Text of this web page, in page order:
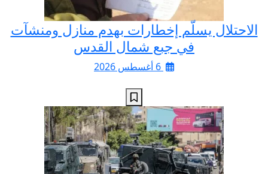
الاحتلال يسلّم إخطارات بهدم منازل ومنشآت
في جبع شمال القدس